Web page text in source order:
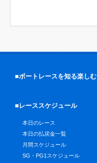
■ボートレースを知る楽しむ
■レーススケジュール
本日のレース
本日の払戻金一覧
月間スケジュール
SG・PG1スケジュール